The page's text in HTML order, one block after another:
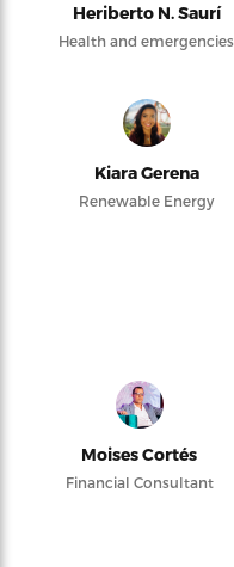
Heriberto N. Saurí
Health and emergencies
Kiara Gerena
Renewable Energy
Moises Cortés
Financial Consultant